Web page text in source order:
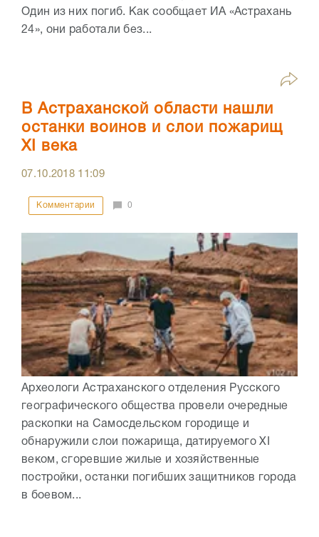
Один из них погиб. Как сообщает ИА «Астрахань
24», они работали без...
В Астраханской области нашли
останки воинов и слои пожарищ
XI века
07.10.2018 11:09
Комментарии 0
Археологи Астраханского отделения Русского
географического общества провели очередные
раскопки на Самосдельском городище и
обнаружили слои пожарища, датируемого XI
веком, сгоревшие жилые и хозяйственные
постройки, останки погибших защитников города
в боевом...